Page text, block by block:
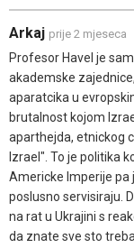
Arkaj prije 2 mjeseca
Profesor Havel je
akademske
aparatcika u
brutalnost kojom
aparthejda, etnickog
Izrael". To je politika
Americke Imperije pa
poslusno servisiraju.
na rat u Ukrajini s
da znate sve sto